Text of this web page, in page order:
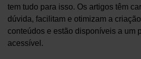
tem tudo para isso. Os artigos têm
dúvida, facilitam e otimizam a
conteúdos e estão disponíveis a um
acessível.